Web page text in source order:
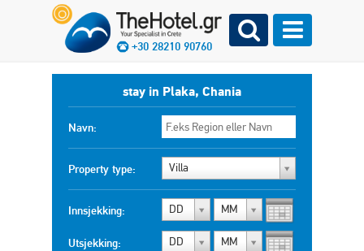
+30 28210 90760
stay in Plaka, Chania
Navn:
Property type: Villa
Innsjekking: DD MM
Utsjekking: DD MM